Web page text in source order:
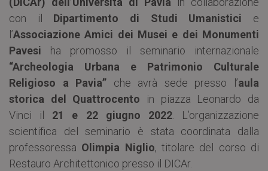
con il Dipartimento di Studi Umanistici e
l’Associazione Amici dei Musei e dei Monumenti
Pavesi ha promosso il seminario internazionale
“Archeologia Urbana e Patrimonio Culturale
Religioso a Pavia” che avrà sede presso l’aula
storica del Quattrocento in piazza Leonardo da
Vinci il 21 e 22 giugno 2022. L’organizzazione
scientifica del seminario è stata coordinata dalla
professoressa Olimpia Niglio, titolare del corso di
Restauro Architettonico presso il DICAr.